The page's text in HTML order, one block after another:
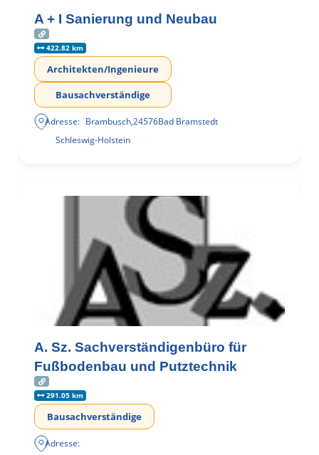
A + I Sanierung und Neubau
422.82 km
Architekten/Ingenieure
Bausachverständige
Adresse: Brambusch,24576Bad Bramstedt
Schleswig-Holstein
A. Sz. Sachverständigenbüro für
Fußbodenbau und Putztechnik
291.05 km
Bausachverständige
Adresse: